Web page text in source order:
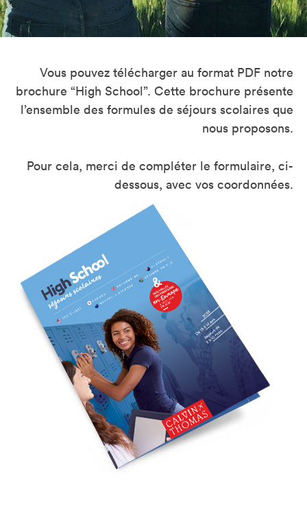
Vous pouvez télécharger au format PDF notre
brochure “High School”. Cette brochure présente
l’ensemble des formules de séjours scolaires que
nous proposons.
Pour cela, merci de compléter le formulaire, ci-
dessous, avec vos coordonnées.